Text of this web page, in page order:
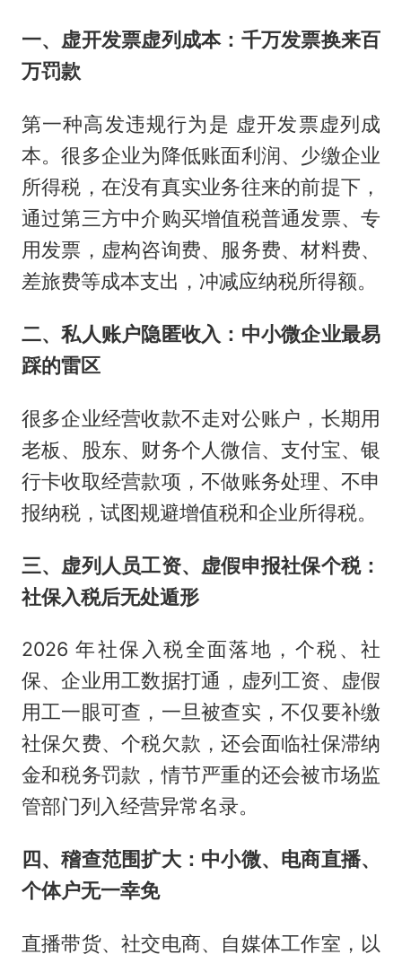
一、虚开发票虚列成本：千万发票换来百
万罚款
第一种高发违规行为是 虚开发票虚列成
本。很多企业为降低账面利润、少缴企业
所得税，在没有真实业务往来的前提下，
通过第三方中介购买增值税普通发票、专
用发票，虚构咨询费、服务费、材料费、
差旅费等成本支出，冲减应纳税所得额。
二、私人账户隐匿收入：中小微企业最易
踩的雷区
很多企业经营收款不走对公账户，长期用
老板、股东、财务个人微信、支付宝、银
行卡收取经营款项，不做账务处理、不申
报纳税，试图规避增值税和企业所得税。
三、虚列人员工资、虚假申报社保个税：
社保入税后无处遁形
2026 年社保入税全面落地，个税、社
保、企业用工数据打通，虚列工资、虚假
用工一眼可查，一旦被查实，不仅要补缴
社保欠费、个税欠款，还会面临社保滞纳
金和税务罚款，情节严重的还会被市场监
管部门列入经营异常名录。
四、稽查范围扩大：中小微、电商直播、
个体户无一幸免
直播带货、社交电商、自媒体工作室，以